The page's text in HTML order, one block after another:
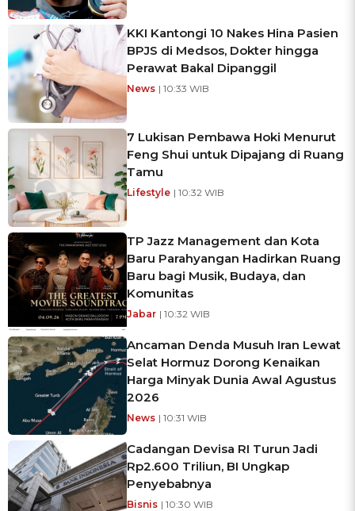
KKI Kantongi 10 Nakes Hina Pasien
BPJS di Medsos, Dokter hingga
Perawat Bakal Dipanggil
News | 10:33 WIB
7 Lukisan Pembawa Hoki Menurut
Feng Shui untuk Dipajang di Ruang
Tamu
Lifestyle | 10:32 WIB
TP Jazz Management dan Kota
Baru Parahyangan Hadirkan Ruang
Baru bagi Musik, Budaya, dan
Komunitas
Jabar | 10:32 WIB
Ancaman Denda Musuh Iran Lewat
Selat Hormuz Dorong Kenaikan
Harga Minyak Dunia Awal Agustus
2026
News | 10:31 WIB
Cadangan Devisa RI Turun Jadi
Rp2.600 Triliun, BI Ungkap
Penyebabnya
Bisnis | 10:30 WIB